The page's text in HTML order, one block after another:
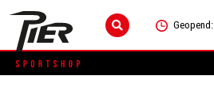
Geopend:
Skip